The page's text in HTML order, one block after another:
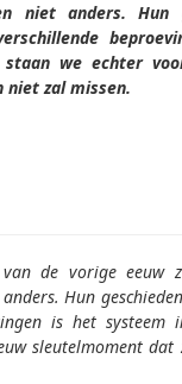
niet anders. Hun
staan we echter
niet zal missen.
de vorige eeuw
Hun
is het
sleutelmoment